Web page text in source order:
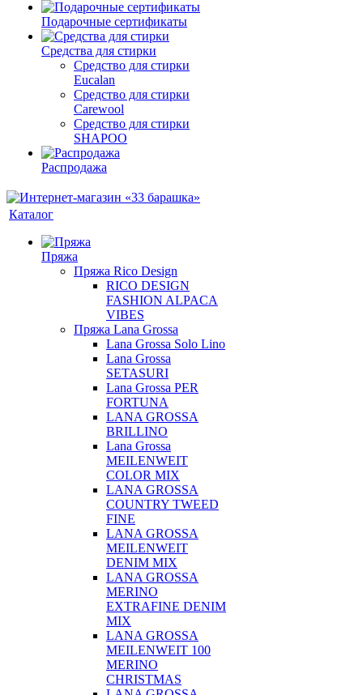
Подарочные сертификаты
Средства для стирки
Средство для стирки
Eucalan
Средство для стирки
Carewool
Средство для стирки
SHAPOO
Распродажа
Каталог
Пряжа
Пряжа Rico Design
RICO DESIGN
FASHION ALPACA
VIBES
Пряжа Lana Grossa
Lana Grossa Solo Lino
Lana Grossa
SETASURI
Lana Grossa PER
FORTUNA
LANA GROSSA
BRILLINO
Lana Grossa
MEILENWEIT
COLOR MIX
LANA GROSSA
COUNTRY TWEED
FINE
LANA GROSSA
MEILENWEIT
DENIM MIX
LANA GROSSA
MERINO
EXTRAFINE DENIM
MIX
LANA GROSSA
MEILENWEIT 100
MERINO
CHRISTMAS